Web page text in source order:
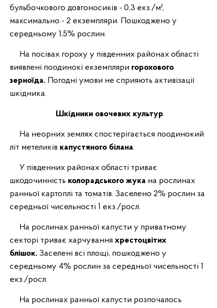
бульбочкового довгоносиків - 0,3 екз./м²,
максимально - 2 екземпляри. Пошкоджено у
середньому 1,5% рослин.
На посівах гороху у південних районах області
виявлені поодинокі екземпляри горохового
зерноїда. Погодні умови не сприяють активізації
шкідника.
Шкідники овочевих культур
На неорних землях спостерігається поодинокий
літ метеликів капустяного білана.
У південних районах області триває
шкодочинність колорадського жука на рослинах
ранньої картоплі та томатів. Заселено 2% рослин за
середньої чисельності 1 екз./росл.
На рослинах ранньої капусти у приватному
секторі триває харчування хрестоцвітих
блішок. Заселені всі площі, пошкоджено у
середньому 4% рослин за середньої чисельності 1
екз./росл.
На рослинах ранньої капусти розпочалось